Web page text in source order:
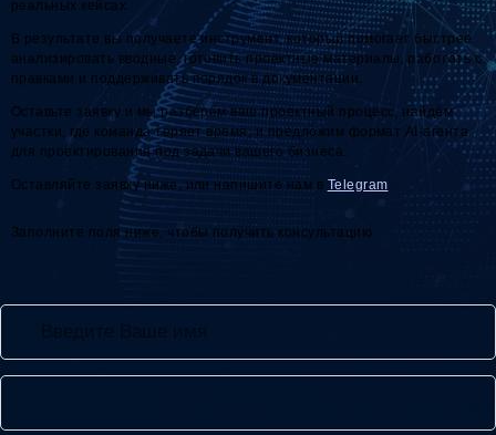
реальных кейсах.
В результате вы получаете инструмент, который помогает быстрее
анализировать вводные, готовить проектные материалы, работать с
правками и поддерживать порядок в документации.
Оставьте заявку и мы разберём ваш проектный процесс, найдём
участки, где команда теряет время, и предложим формат AI-агента
для проектирования под задачи вашего бизнеса.
Оставляйте заявку ниже, или напишите нам в Telegram.
Заполните поля ниже, чтобы получить консультацию